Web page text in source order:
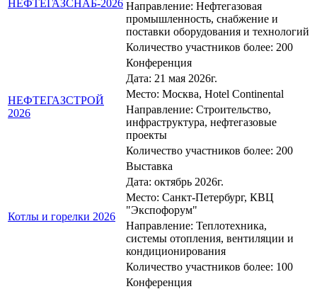
НЕФТЕГАЗСНАБ-2026 Направление: Нефтегазовая
промышленность, снабжение и
поставки оборудования и технологий
Количество участников более: 200
НЕФТЕГАЗСТРОЙ
2026
Конференция
Дата: 21 мая 2026г.
Место: Москва, Hotel Continental
Направление: Строительство,
инфраструктура, нефтегазовые
проекты
Количество участников более: 200
Котлы и горелки 2026
Выставка
Дата: октябрь 2026г.
Место: Санкт-Петербург, КВЦ
"Экспофорум"
Направление: Теплотехника,
системы отопления, вентиляции и
кондиционирования
Количество участников более: 100
Конференция